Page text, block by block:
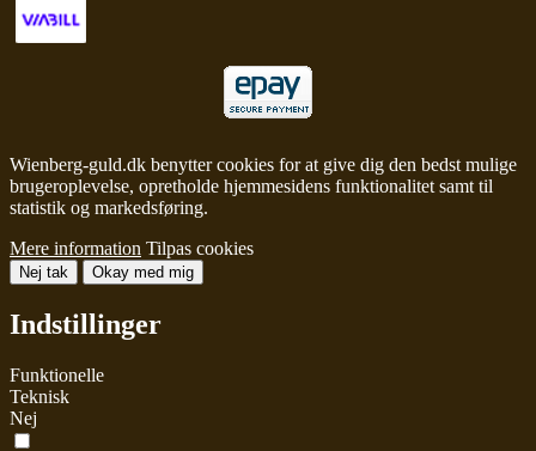
Wienberg-guld.dk benytter cookies for at give dig den bedst mulige
brugeroplevelse, opretholde hjemmesidens funktionalitet samt til
statistik og markedsføring.
Mere information Tilpas cookies
Nej tak Okay med mig
Indstillinger
Funktionelle
Teknisk
Nej